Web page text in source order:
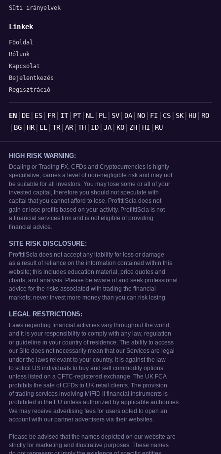
Süti irányelvek
Linkek
Főoldal
Rólunk
Kapcsolat
Bejelentkezés
Regisztráció
Nyelvek
EN| DE| ES| FR| IT| PT| NL | PL | SV| DA| NO| FI CS| SK| HU| RO
BG| HR| EL | TR| AR| TH| ID| JA| KO| ZH| HI RU